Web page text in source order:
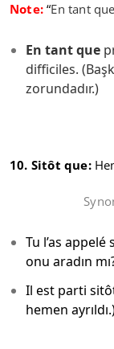
Note: “En tant
En tant que
difficiles.
zorundadır.)
10. Sitôt que:
Tu l’as
onu aradın
Il est parti
hemen